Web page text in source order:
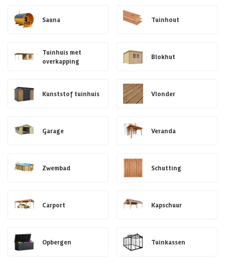
Sauna Tuinhout
Tuinhuis met
overkapping
Blokhut
Kunststof tuinhuis Vlonder
Garage Veranda
Zwembad Schutting
Carport Kapschuur
Opbergen Tuinkassen